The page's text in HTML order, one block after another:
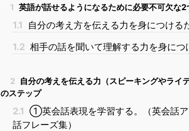
1 英語が話せるようになるために必要不可欠な
1.1 自分の考え方を伝える力を身につける
1.2 相手の話を聞いて理解する力を身につ
2 自分の考えを伝える力（スピーキングやライ
のステップ
2.1 ①英会話表現を学習する。（英会話
話フレーズ集）